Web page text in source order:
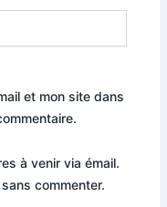
et mon site dans
à venir via émail.
sans commenter.